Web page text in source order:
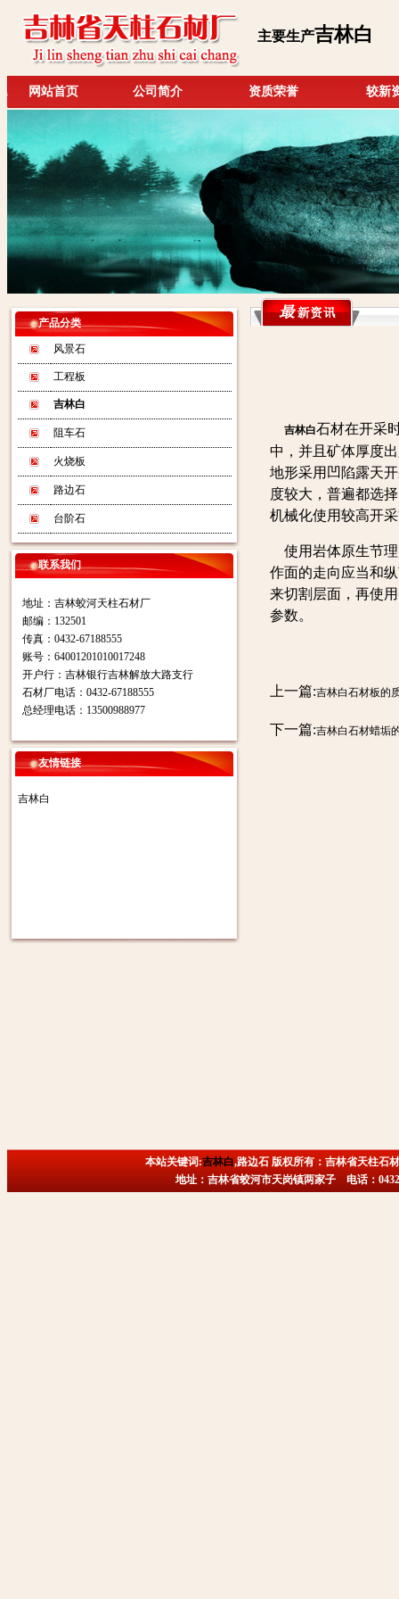
主要生产吉林白
网站首页 公司简介 资质荣誉 较新
产品分类
风景石
工程板
吉林白
阻车石
火烧板
路边石
台阶石
联系我们
地址：吉林蛟河天柱石材厂
邮编：132501
传真：0432-67188555
账号：64001201010017248
开户行：吉林银行吉林解放大路支行
石材厂电话：0432-67188555
总经理电话：13500988977
友情链接
吉林白
吉林白石材在开采
中，并且矿体厚度
地形采用凹陷露天
度较大，普遍都选
机械化使用较高开
使用岩体原生节理
作面的走向应当和
来切割层面，再使
参数。
上一篇:吉林白石材板的
下一篇:吉林白石材蜡垢
本站关键词:吉林白,路边石 版权所有：吉林省天柱石
地址：吉林省蛟河市天岗镇两家子 电话：